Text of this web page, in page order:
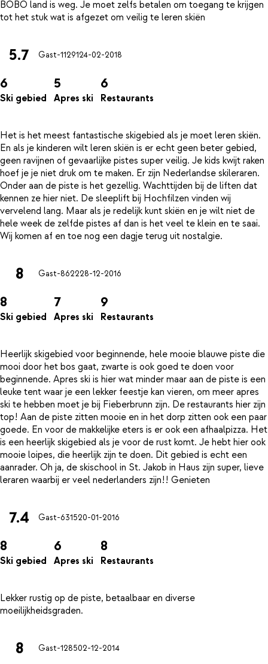
BOBO land is weg. Je moet zelfs betalen om toegang te krijgen
5.7 Gast-1129124-02-2018
6
Ski gebied
5
Apres ski
6
Restaurants
Het is het meest fantastische skigebied als je moet leren skiën.
En als je kinderen wilt leren skiën is er echt geen beter gebied,
geen ravijnen of gevaarlijke pistes super veilig. Je kids kwijt raken
hoef je je niet druk om te maken. Er zijn Nederlandse skileraren.
Onder aan de piste is het gezellig. Wachttijden bij de liften dat
kennen ze hier niet. De sleeplift bij Hochfilzen vinden wij
vervelend lang. Maar als je redelijk kunt skiën en je wilt niet de
hele week de zelfde pistes af dan is het veel te klein en te saai.
8 Gast-862228-12-2016
8
Ski gebied
7
Apres ski
9
Restaurants
Heerlijk skigebied voor beginnende, hele mooie blauwe piste die
mooi door het bos gaat, zwarte is ook goed te doen voor
beginnende. Apres ski is hier wat minder maar aan de piste is een
leuke tent waar je een lekker feestje kan vieren, om meer apres
ski te hebben moet je bij Fieberbrunn zijn. De restaurants hier zijn
top! Aan de piste zitten mooie en in het dorp zitten ook een paar
goede. En voor de makkelijke eters is er ook een afhaalpizza. Het
is een heerlijk skigebied als je voor de rust komt. Je hebt hier ook
mooie loipes, die heerlijk zijn te doen. Dit gebied is echt een
aanrader. Oh ja, de skischool in St. Jakob in Haus zijn super, lieve
7.4 Gast-631520-01-2016
8
Ski gebied
6
Apres ski
8
Restaurants
Lekker rustig op de piste, betaalbaar en diverse
8 Gast-128502-12-2014